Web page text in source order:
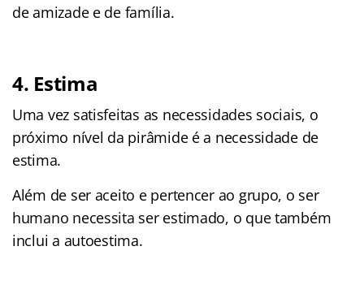
de amizade e de família.
4. Estima
Uma vez satisfeitas as necessidades sociais, o
próximo nível da pirâmide é a necessidade de
estima.
Além de ser aceito e pertencer ao grupo, o ser
humano necessita ser estimado, o que também
inclui a autoestima.